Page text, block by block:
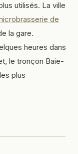
utilisés. La ville
de
la gare.
heures dans
le tronçon Baie-
plus